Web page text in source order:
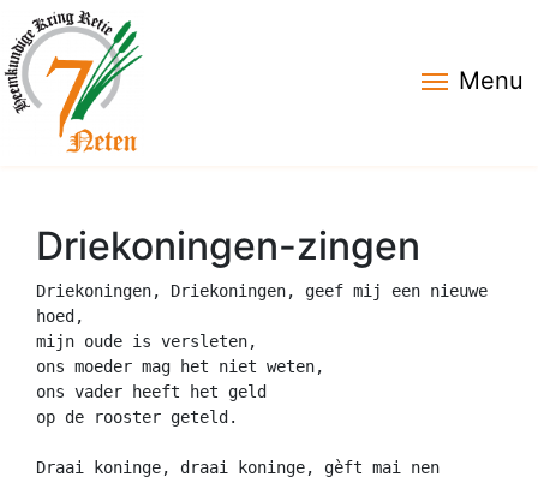
Menu
Driekoningen-zingen
Driekoningen, Driekoningen, geef mij een nieuwe
hoed,
mijn oude is versleten,
ons moeder mag het niet weten,
ons vader heeft het geld
op de rooster geteld.
Draai koninge, draai koninge, gèft mai nen